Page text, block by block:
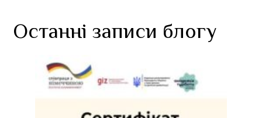
Останні записи блогу